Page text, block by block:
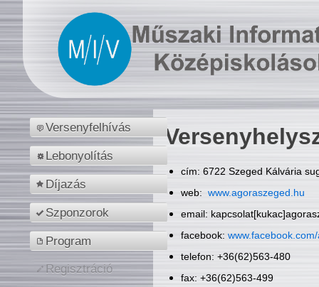
Versenyfelhívás
Lebonyolítás
Díjazás
Szponzorok
Program
Regisztráció
cím: 6722 Szeged Kálvária
web: www.agoraszeged.hu
email:
facebook:
telefon: +36(62)563-480
fax: +36(62)563-499